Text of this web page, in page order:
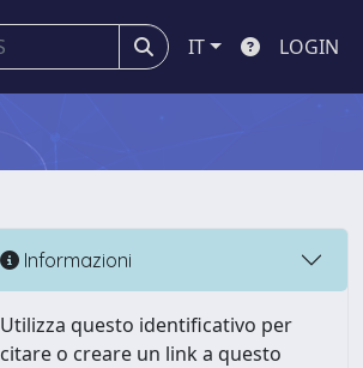
IT LOGIN
Informazioni
Utilizza questo identificativo per
citare o creare un link a questo